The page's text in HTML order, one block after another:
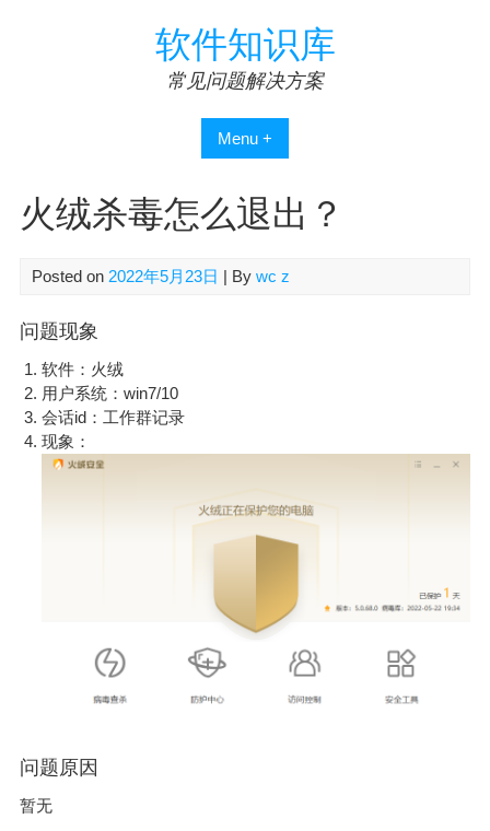
软件知识库
常见问题解决方案
Menu +
火绒杀毒怎么退出？
Posted on 2022年5月23日 | By wc z
问题现象
软件：火绒
用户系统：win7/10
会话id：工作群记录
现象：
问题原因
暂无